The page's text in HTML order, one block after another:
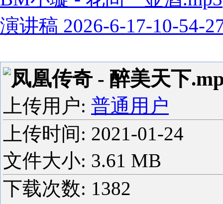
演讲稿 2026-6-17-10-54-
凤凰传奇 - 醉美天下
上传用户: 普通用户
上传时间: 2021-01-24
文件大小: 3.61 MB
下载次数: 1382